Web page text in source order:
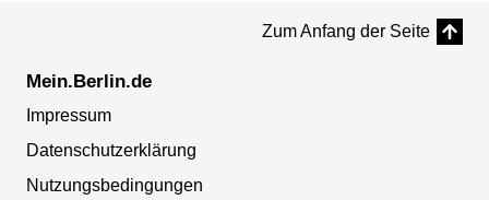
Zum Anfang der Seite
Mein.Berlin.de
Impressum
Datenschutzerklärung
Nutzungsbedingungen